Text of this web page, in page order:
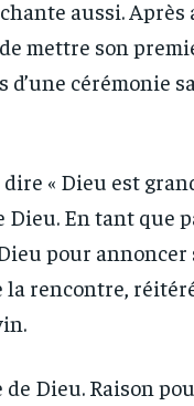
aussi. Après
mettre son
cérémonie
« Dieu est
En tant que
pour annoncer
la rencontre,
Dieu. Raison